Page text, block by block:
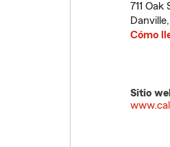
711 Oak
Danville,
Cómo
Sitio